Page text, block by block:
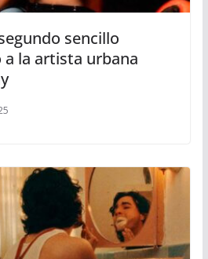
sencillo
a la artista urbana